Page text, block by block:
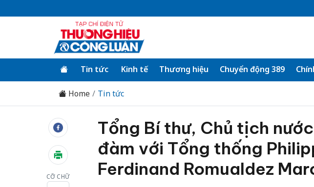
Tin tức Kinh tế Thương hiệu Chuyển động 389
Home Tin tức
CỠ CHỮ
Tổng Bí thư, Chủ tịch
đàm với Tổng thống
Ferdinand Romualdez